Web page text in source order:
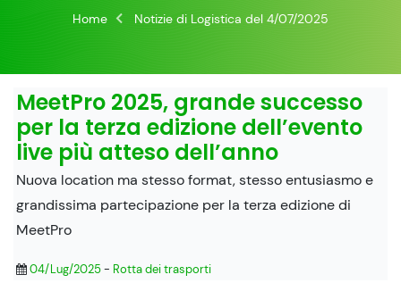
Home Notizie di Logistica del 4/07/2025
MeetPro 2025, grande successo
per la terza edizione dell’evento
live più atteso dell’anno
Nuova location ma stesso format, stesso entusiasmo e
grandissima partecipazione per la terza edizione di
MeetPro
04/Lug/2025- Rotta dei trasporti